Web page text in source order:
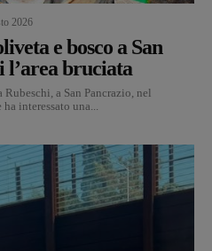
2026
e bosco a San
l’area bruciata
a San Pancrazio, nel
interessato una...